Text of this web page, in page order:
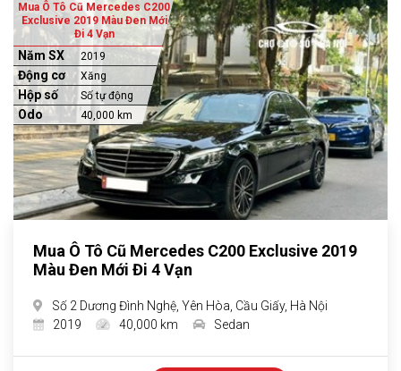
Mua Ô Tô Cũ Mercedes C200
Exclusive 2019 Màu Đen Mới
Đi 4 Vạn
Năm SX 2019
Động cơ Xăng
Hộp số Số tự động
Odo 40,000 km
Mua Ô Tô Cũ Mercedes C200 Exclusive 2019
Màu Đen Mới Đi 4 Vạn
Số 2 Dương Đình Nghệ, Yên Hòa, Cầu Giấy, Hà Nội
2019
40,000 km Sedan